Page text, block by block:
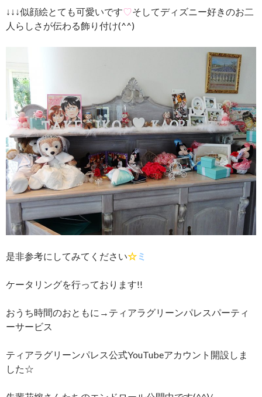
↓↓↓似顔絵とても可愛いです♡そしてディズニー好きのお二
人らしさが伝わる飾り付け(^^)
是非参考にしてみてください☆ ミ
ケータリングを行っております!!
おうち時間のおともに→ティアラグリーンパレスパーティ
ーサービス
ティアラグリーンパレス公式YouTubeアカウント開設しま
した☆